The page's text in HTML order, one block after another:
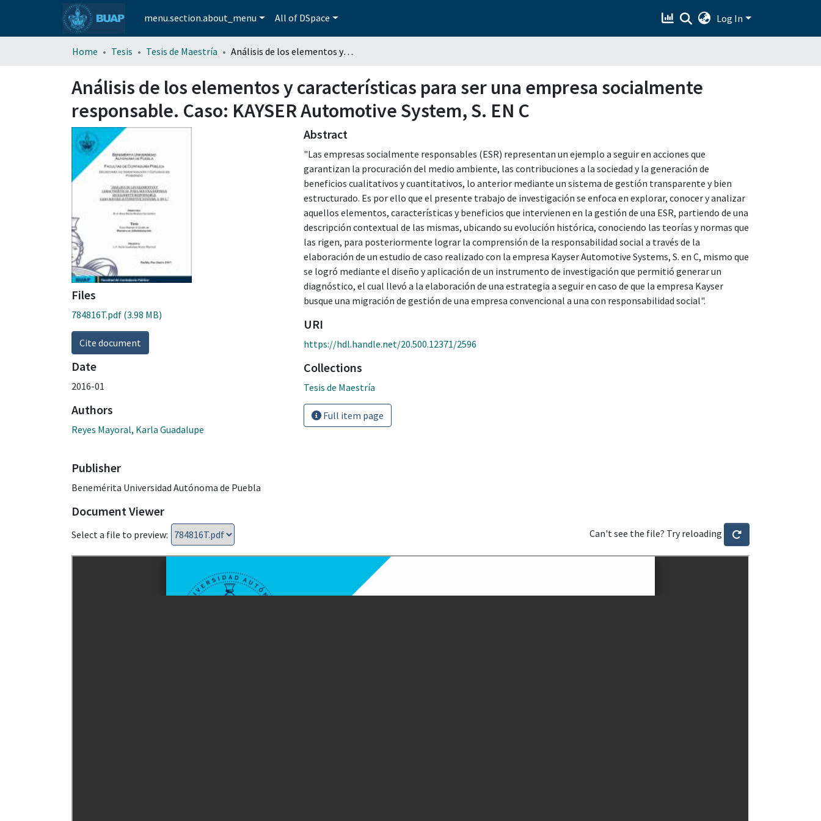
menu.section.about_menu All of DSpace Log In
Home Tesis Tesis de Maestría Análisis de los elementos y características para ser una empresa socialmente responsable. Caso: KAYSER Automotive System, S. EN C
Análisis de los elementos y características para ser una empresa socialmente
responsable. Caso: KAYSER Automotive System, S. EN C
Files
784816T.pdf (3.98 MB)
Cite document
Date
2016-01
Authors
Reyes Mayoral, Karla Guadalupe
Publisher
Benemérita Universidad Autónoma de Puebla
Abstract
"Las empresas socialmente responsables (ESR) representan un ejemplo a seguir en acciones que
garantizan la procuración del medio ambiente, las contribuciones a la sociedad y la generación de
beneficios cualitativos y cuantitativos, lo anterior mediante un sistema de gestión transparente y bien
estructurado. Es por ello que el presente trabajo de investigación se enfoca en explorar, conocer y analizar
aquellos elementos, características y beneficios que intervienen en la gestión de una ESR, partiendo de una
descripción contextual de las mismas, ubicando su evolución histórica, conociendo las teorías y normas que
las rigen, para posteriormente lograr la comprensión de la responsabilidad social a través de la
elaboración de un estudio de caso realizado con la empresa Kayser Automotive Systems, S. en C, mismo que
se logró mediante el diseño y aplicación de un instrumento de investigación que permitió generar un
diagnóstico, el cual llevó a la elaboración de una estrategia a seguir en caso de que la empresa Kayser
busque una migración de gestión de una empresa convencional a una con responsabilidad social".
URI
https://hdl.handle.net/20.500.12371/2596
Collections
Tesis de Maestría
Full item page
Document Viewer
Select a file to preview: Can't see the file? Try reloading